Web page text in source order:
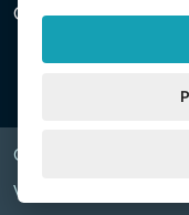
CZ26150808.
Copyright © 2026
Web by